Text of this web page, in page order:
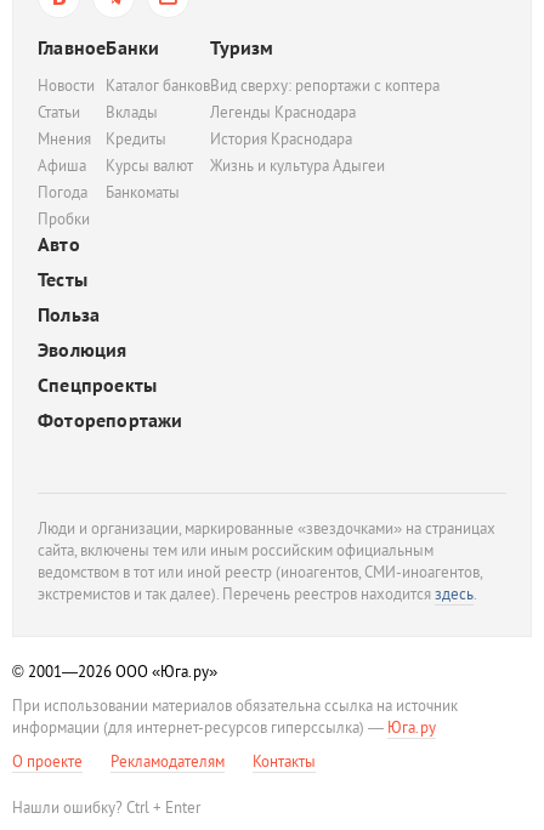
Главное
Новости
Статьи
Мнения
Афиша
Погода
Пробки
Банки
Каталог банков
Вклады
Кредиты
Курсы валют
Банкоматы
Туризм
Вид сверху: репортажи с коптера
Легенды Краснодара
История Краснодара
Жизнь и культура Адыгеи
Авто
Тесты
Польза
Эволюция
Спецпроекты
Фоторепортажи
Люди и организации, маркированные «звездочками» на страницах
сайта, включены тем или иным российским официальным
ведомством в тот или иной реестр (иноагентов, СМИ-иноагентов,
экстремистов и так далее). Перечень реестров находитсяздесь.
© 2001—2026ООО «Юга.ру»
При использовании материалов обязательна ссылка на источник
информации (для интернет-ресурсов гиперссылка) — Юга.ру
О проекте
Рекламодателям Контакты
Нашли ошибку? Ctrl + Enter